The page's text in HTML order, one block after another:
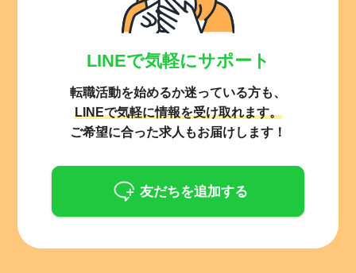
LINEで気軽にサポート
転職活動を始めるか迷っている方も、
LINEで気軽に情報を受け取れます。
ご希望に合った求人もお届けします！
友だちを追加する